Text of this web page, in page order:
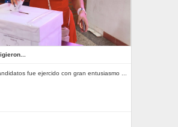
fue ejercido con gran entusiasmo ...